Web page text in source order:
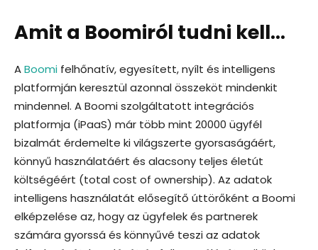
Amit a Boomiról tudni kell…
ABoomi felhőnatív, egyesített, nyílt és intelligens
platformján keresztül azonnal összeköt mindenkit
mindennel. A Boomi szolgáltatott integrációs
platformja (iPaaS) már több mint 20000 ügyfél
bizalmát érdemelte ki világszerte gyorsaságáért,
könnyű használatáért és alacsony teljes életút
költségéért (total cost of ownership). Az adatok
intelligens használatát elősegítő úttörőként a Boomi
elképzelése az, hogy az ügyfelek és partnerek
számára gyorssá és könnyűvé teszi az adatok